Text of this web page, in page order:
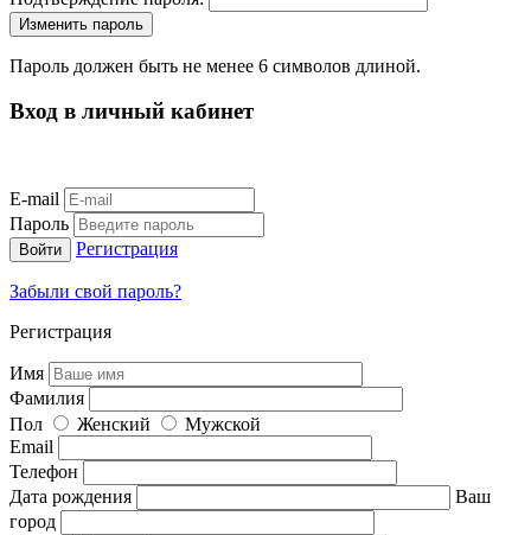
Пароль должен быть не менее 6 символов длиной.
Вход в личный кабинет
E-mail
Пароль
Регистрация
Забыли свой пароль?
Регистрация
Имя
Фамилия
Пол
Женский
Мужской
Email
Телефон
Дата рождения
Ваш
город